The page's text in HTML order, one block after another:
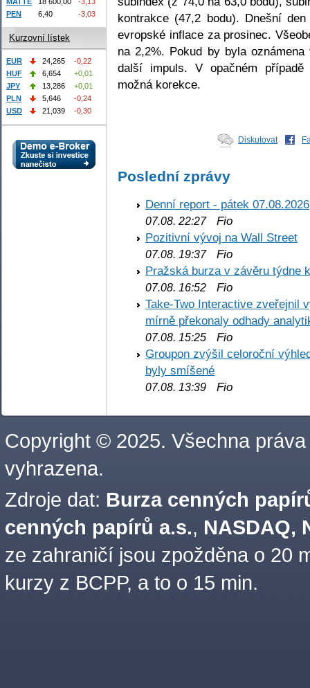
kontrakce (47,2 bodu). Dnešní
evropské inflace za prosinec.
na 2,2%. Pokud by byla
další impuls. V opačném
možná korekce.
Diskutovat
Poslední zprávy
Denní report - pátek 07.08.2026
07.08. 22:27Fio
Pozitivní vývoj na Wall Street
07.08. 19:37Fio
Pražská burza v závěru týdne
07.08. 16:52 Fio
Take-Two Interactive zveřejnil
mírně překonaly odhady
07.08. 15:25 Fio
Groupon zvýšil celoroční
byly smíšené
07.08. 13:39 Fio
PEN
6,40 -3,03
Kurzovní lístek
EUR 24,265
-0,22
HUF
6,654
+0,01
JPY
13,286
+0,01
PLN
5,646
-0,24
USD
21,039 -0,30
Copyright © 2025. Všechna práva
vyhrazena.
Zdroje dat: Burza cenných
cenných papírů a.s., NASDAQ,
ze zahraničí jsou zpožděna o 20
kurzy z BCPP, a to o 15 min.